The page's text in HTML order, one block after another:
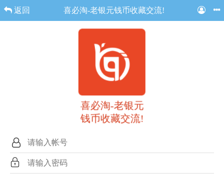
返回 喜必淘-老银元钱币收藏交流!
喜必淘-老银元
钱币收藏交流!